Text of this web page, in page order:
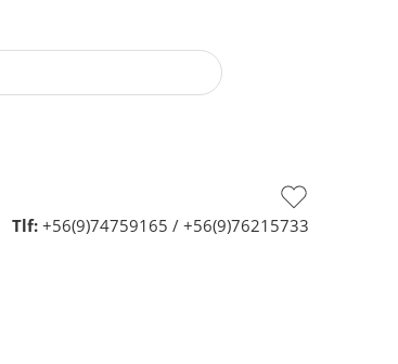
Tlf: +56(9)74759165 / +56(9)76215733